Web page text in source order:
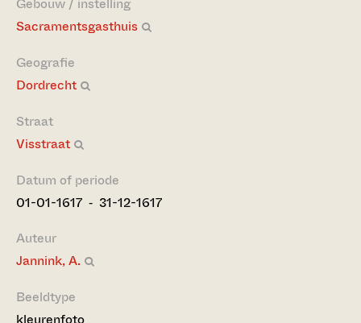
Sacramentsgasthuis
Geografie
Dordrecht
Straat
Visstraat
Datum of periode
01-01-1617 ‐ 31-12-1617
Auteur
Jannink, A.
Beeldtype